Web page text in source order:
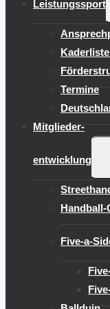
Leistungssport
Termine
Mitglieder-
entwicklung
Five-a-